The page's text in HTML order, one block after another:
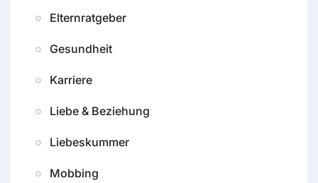
Elternratgeber
Gesundheit
Karriere
Liebe & Beziehung
Liebeskummer
Mobbing